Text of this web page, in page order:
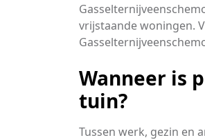
vrijstaande woningen.
Wanneer is
tuin?
Tussen werk, gezin en